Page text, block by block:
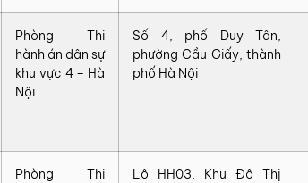
Phòng Thi
hành án dân sự
khu vực 4 – Hà
Nội
Số 4, phố Duy Tân,
phường Cầu Giấy, thành
phố Hà Nội
Phòng Thi
Lô HH03, Khu Đô Thị